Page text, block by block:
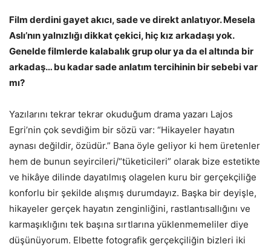
Film derdini gayet akıcı, sade ve direkt anlatıyor. Mesela
Aslı’nın yalnızlığı dikkat çekici, hiç kız arkadaşı yok.
Genelde filmlerde kalabalık grup olur ya da el altında bir
arkadaş… bu kadar sade anlatım tercihinin bir sebebi var
mı?
Yazılarını tekrar tekrar okuduğum drama yazarı Lajos
Egri’nin çok sevdiğim bir sözü var: “Hikayeler hayatın
aynası değildir, özüdür.” Bana öyle geliyor ki hem üretenler
hem de bunun seyircileri/“tüketicileri” olarak bize estetikte
ve hikâye dilinde dayatılmış olagelen kuru bir gerçekçiliğe
konforlu bir şekilde alışmış durumdayız. Başka bir deyişle,
hikayeler gerçek hayatın zenginliğini, rastlantısallığını ve
karmaşıklığını tek başına sırtlarına yüklenmemeliler diye
düşünüyorum. Elbette fotografik gerçekçiliğin bizleri iki